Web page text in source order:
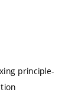
principle-